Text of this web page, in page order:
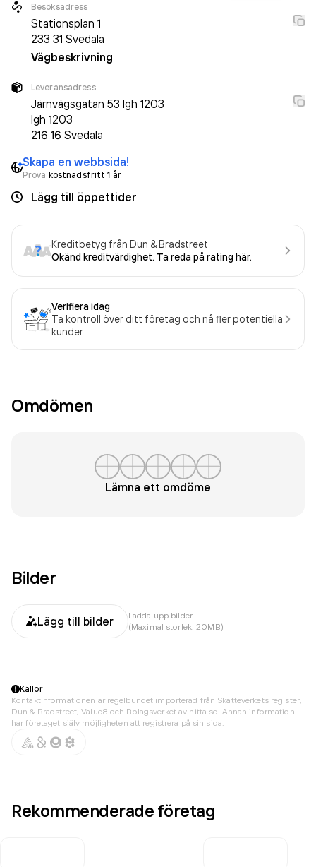
Besöksadress
Stationsplan 1
233 31 Svedala
Vägbeskrivning
Leveransadress
Järnvägsgatan 53 lgh 1203
lgh 1203
216 16 Svedala
Skapa en webbsida!
Prova kostnadsfritt 1 år
Lägg till öppettider
Kreditbetyg från Dun & Bradstreet
Okänd kreditvärdighet. Ta reda på rating här.
Verifiera idag
Ta kontroll över ditt företag och nå fler potentiella
kunder
Omdömen
Lämna ett omdöme
Bilder
Lägg till bilder
Ladda upp bilder
(Maximal storlek: 20MB)
Källor
Kontaktinformationen är regelbundet importerad från Skatteverkets register,
Dun & Bradstreet, Value8 och Bolagsverket av hitta.se. Annan information
har företaget själv möjligheten att registrera på sin sida.
Rekommenderade företag